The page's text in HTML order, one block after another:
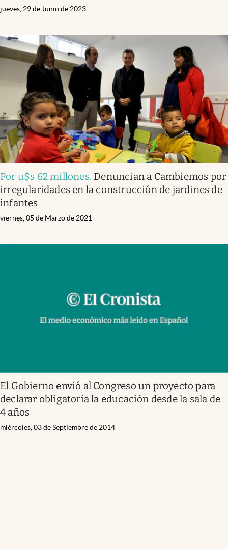
jueves, 29 de Junio de 2023
Por u$s 62 millones. Denuncian a Cambiemos por
irregularidades en la construcción de jardines de
infantes
viernes, 05 de Marzo de 2021
El Gobierno envió al Congreso un proyecto para
declarar obligatoria la educación desde la sala de
4 años
miércoles, 03 de Septiembre de 2014